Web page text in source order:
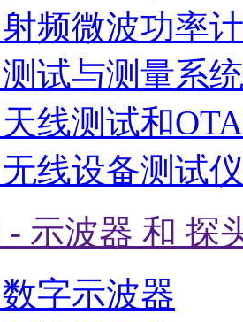
频微波功率
试与测量系
线测试和
线设备测试
- 示波器 和 探
字示波器